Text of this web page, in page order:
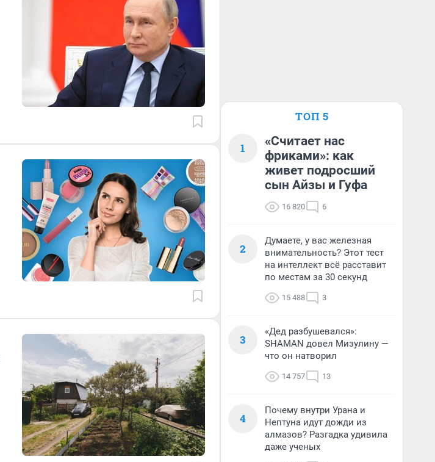
ТОП 5
1
«Считает нас
фриками»: как
живет подросший
сын Айзы и Гуфа
16 820 6
2
Думаете, у вас железная
внимательность? Этот тест
на интеллект всё расставит
по местам за 30 секунд
15 488 3
3
«Дед разбушевался»:
SHAMAN довел Мизулину —
что он натворил
14 757 13
4
Почему внутри Урана и
Нептуна идут дожди из
алмазов? Разгадка удивила
даже ученых